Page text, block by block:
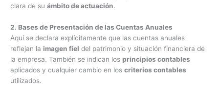
clara de suámbito de actuación.
2. Bases de Presentación de las Cuentas Anuales
Aquí se declara explícitamente que las cuentas anuales
reflejan la imagen fiel del patrimonio y situación financiera de
la empresa. También se indican los principios contables
aplicados y cualquier cambio en loscriterios contables
utilizados.